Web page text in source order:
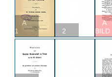
A
1
2
A
BILD